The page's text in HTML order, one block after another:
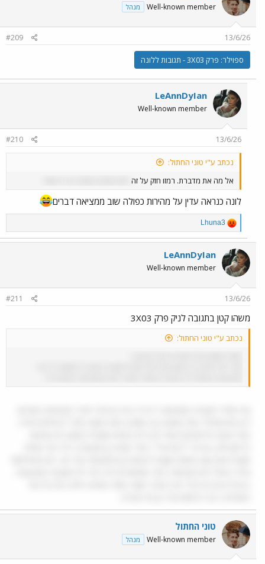
Well-known member מנהל
13/6/26
#209
ספוילר: פרק 3X03 - תגובות ללונה
LeAnnDyIan
Well-known member
13/6/26
#210
נכתב ע"י טוני החתול:
אל מה את מדברת. רמזו חזק על זה
לונה כנראה עדין על מהירות כפולה שוב ממציאה דברים
R
e
a
t
i
n
s
Lhuna3
LeAnnDyIan
Well-known member
13/6/26
#211
משהו קטן בתגובה לניק פרק 3X03
נכתב ע"י טוני החתול:
טוני החתול
Well-known member מנהל